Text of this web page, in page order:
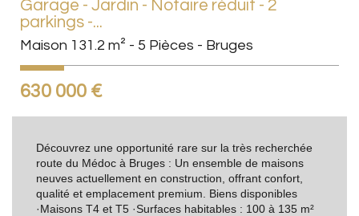
Garage - Jardin - Notaire réduit - 2
parkings -...
Maison 131.2 m² - 5 Pièces - Bruges
630 000 €
Découvrez une opportunité rare sur la très recherchée
route du Médoc à Bruges : Un ensemble de maisons
neuves actuellement en construction, offrant confort,
qualité et emplacement premium. Biens disponibles
·Maisons T4 et T5 ·Surfaces habitables : 100 à 135 m²